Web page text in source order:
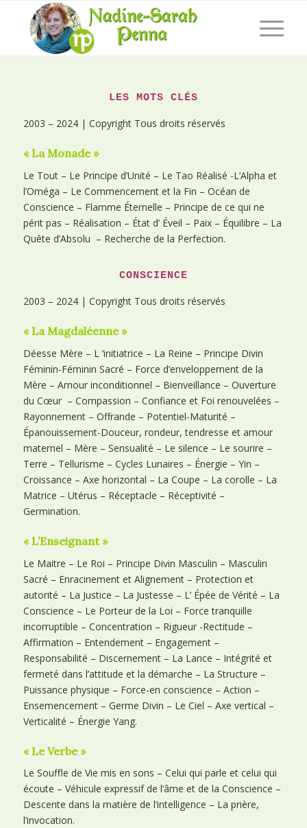
LES MOTS CLÉS
2003 – 2024 | Copyright Tous droits réservés
« La Monade »
Le Tout – Le Principe d’Unité – Le Tao Réalisé -L’Alpha et
l’Oméga – Le Commencement et la Fin – Océan de
Conscience – Flamme Éternelle – Principe de ce qui ne
périt pas – Réalisation – État d’ Éveil – Paix – Équilibre – La
Quête d’Absolu – Recherche de la Perfection.
CONSCIENCE
2003 – 2024 | Copyright Tous droits réservés
« La Magdaléenne »
Déesse Mère – L ‘initiatrice – La Reine – Principe Divin
Féminin-Féminin Sacré – Force d’enveloppement de la
Mère – Amour inconditionnel – Bienveillance – Ouverture
du Cœur – Compassion – Confiance et Foi renouvelées –
Rayonnement – Offrande – Potentiel-Maturité –
Épanouissement-Douceur, rondeur, tendresse et amour
maternel – Mère – Sensualité – Le silence – Le sourire –
Terre – Tellurisme – Cycles Lunaires – Énergie – Yin –
Croissance – Axe horizontal – La Coupe – La corolle – La
Matrice – Utérus – Réceptacle – Réceptivité –
Germination.
« L’Enseignant »
Le Maitre – Le Roi – Principe Divin Masculin – Masculin
Sacré – Enracinement et Alignement – Protection et
autorité – La Justice – La Justesse – L’ Épée de Vérité – La
Conscience – Le Porteur de la Loi – Force tranquille
incorruptible – Concentration – Rigueur -Rectitude –
Affirmation – Entendement – Engagement –
Responsabilité – Discernement – La Lance – Intégrité et
fermeté dans l’attitude et la démarche – La Structure –
Puissance physique – Force-en conscience – Action –
Ensemencement – Germe Divin – Le Ciel – Axe vertical –
Verticalité – Énergie Yang.
« Le Verbe »
Le Souffle de Vie mis en sons – Celui qui parle et celui qui
écoute – Véhicule expressif de l’âme et de la Conscience –
Descente dans la matière de l’intelligence – La prière,
l’invocation.